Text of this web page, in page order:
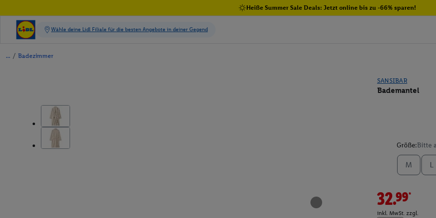
Heiße Summer Sale Deals: Jetzt online bis zu -66% sparen!
/ Badezimmer
SANSIBAR
Bademantel
Größe:Bitte
M L
32.99*
inkl. MwSt. zzgl.